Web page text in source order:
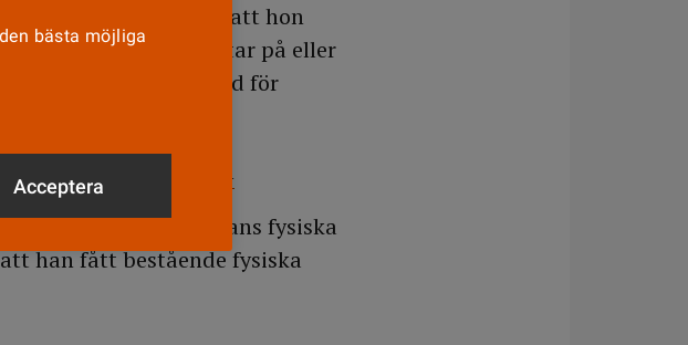
hänvisar hon till att hon
att en person hittar på eller
och sedan söker vård för
oförklarliga symtom
Enligt domen har hans fysiska
han fått bestående fysiska
bästa möjliga
Acceptera